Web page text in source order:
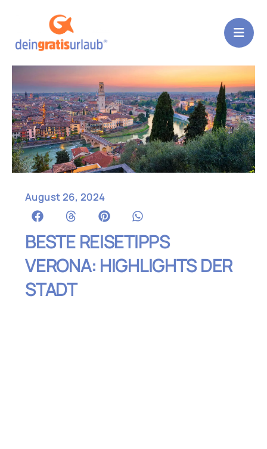
August 26, 2024
BESTE REISETIPPS
VERONA: HIGHLIGHTS DER
STADT